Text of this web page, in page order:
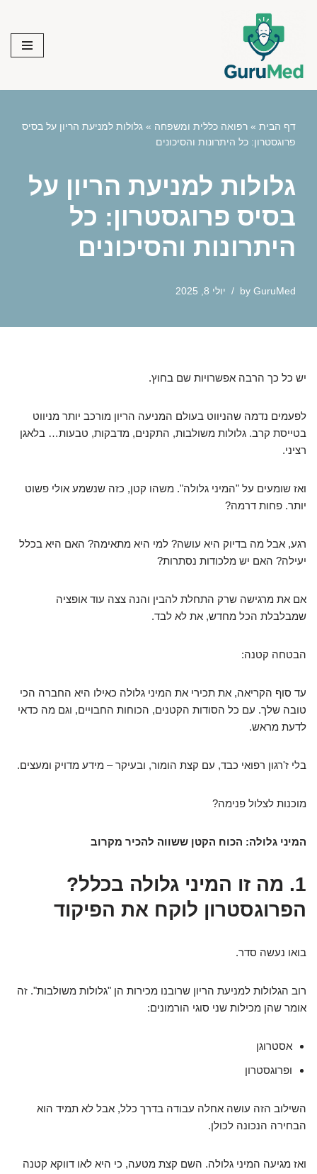
content
דף הבית » רפואה כללית ומשפחה » גלולות למניעת הריון על בסיס
פרוגסטרון: כל היתרונות והסיכונים
גלולות למניעת הריון על
בסיס פרוגסטרון: כל
היתרונות והסיכונים
by GuruMed יולי 8, 2025
יש כל כך הרבה אפשרויות שם בחוץ.
לפעמים נדמה שהניווט בעולם המניעה הריון מורכב יותר מניווט
בטייסת קרב. גלולות משולבות, התקנים, מדבקות, טבעות… בלאגן
רציני.
ואז שומעים על "המיני גלולה". משהו קטן, כזה שנשמע אולי פשוט
יותר. פחות דרמה?
רגע, אבל מה בדיוק היא עושה? למי היא מתאימה? האם היא בכלל
יעילה? האם יש מלכודות נסתרות?
אם את מרגישה שרק התחלת להבין והנה צצה עוד אופציה
שמבלבלת הכל מחדש, את לא לבד.
הבטחה קטנה:
עד סוף הקריאה, את תכירי את המיני גלולה כאילו היא החברה הכי
טובה שלך. עם כל הסודות הקטנים, הכוחות החבויים, וגם מה כדאי
לדעת מראש.
בלי ז'רגון רפואי כבד, עם קצת הומור, ובעיקר – מידע מדויק ומעצים.
מוכנות לצלול פנימה?
המיני גלולה: הכוח הקטן ששווה להכיר מקרוב
1. מה זו המיני גלולה בכלל?
הפרוגסטרון לוקח את הפיקוד
בואו נעשה סדר.
רוב הגלולות למניעת הריון שרובנו מכירות הן "גלולות משולבות". זה
אומר שהן מכילות שני סוגי הורמונים:
אסטרוגן
ופרוגסטרון
השילוב הזה עושה אחלה עבודה בדרך כלל, אבל לא תמיד הוא
הבחירה הנכונה לכולן.
ואז מגיעה המיני גלולה. השם קצת מטעה, כי היא לאו דווקא קטנה